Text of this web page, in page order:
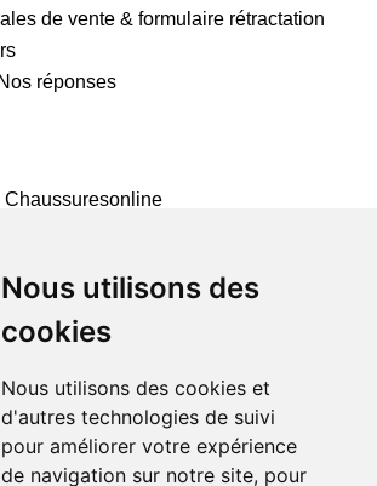
Nous utilisons des
cookies
Nous utilisons des cookies et
d'autres technologies de suivi
pour améliorer votre expérience
de navigation sur notre site, pour
de vente & formulaire rétractation
réponses
Chaussuresonline